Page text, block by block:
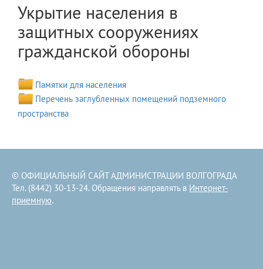
Укрытие населения в
защитных сооружениях
гражданской обороны
Памятки для населения
Перечень заглубленных помещений подземного
пространства
© ОФИЦИАЛЬНЫЙ САЙТ АДМИНИСТРАЦИИ ВОЛГОГРАДА
Тел. (8442) 30-13-24. Обращения направлять в Интернет-
приемную.